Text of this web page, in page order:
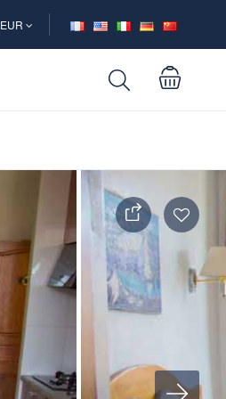
EUR